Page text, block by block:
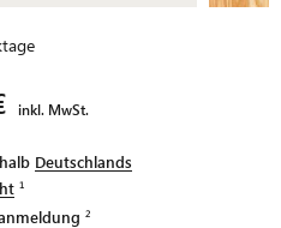
inkl. MwSt.
Deutschlands